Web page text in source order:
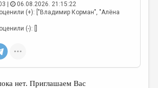
|
06.08.2026. 21:15:22
(+): ["Владимир Корман", "Алёна
(-): []
нет. Приглашаем Вас